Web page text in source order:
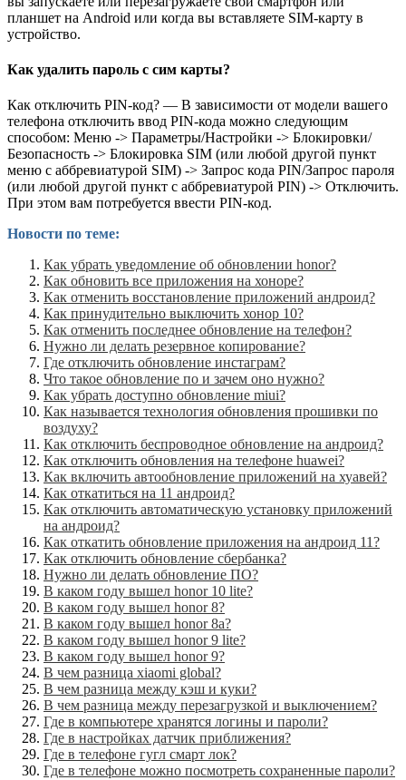
планшет на Android или когда вы вставляете SIM-карту в
устройство.
Как удалить пароль с сим карты?
Как отключить PIN-код? — В зависимости от модели вашего
телефона отключить ввод PIN-кода можно следующим
способом: Меню -> Параметры/Настройки -> Блокировки/
Безопасность -> Блокировка SIM (или любой другой пункт
меню с аббревиатурой SIM) -> Запрос кода PIN/Запрос пароля
(или любой другой пункт с аббревиатурой PIN) -> Отключить.
При этом вам потребуется ввести PIN-код.
Новости по теме:
Как убрать уведомление об обновлении honor?
Как обновить все приложения на хоноре?
Как отменить восстановление приложений андроид?
Как принудительно выключить хонор 10?
Как отменить последнее обновление на телефон?
Нужно ли делать резервное копирование?
Где отключить обновление инстаграм?
Что такое обновление по и зачем оно нужно?
Как убрать доступно обновление miui?
Как называется технология обновления прошивки по
воздуху?
Как отключить беспроводное обновление на андроид?
Как отключить обновления на телефоне huawei?
Как включить автообновление приложений на хуавей?
Как откатиться на 11 андроид?
Как отключить автоматическую установку приложений
на андроид?
Как откатить обновление приложения на андроид 11?
Как отключить обновление сбербанка?
Нужно ли делать обновление ПО?
В каком году вышел honor 10 lite?
В каком году вышел honor 8?
В каком году вышел honor 8a?
В каком году вышел honor 9 lite?
В каком году вышел honor 9?
В чем разница xiaomi global?
В чем разница между кэш и куки?
В чем разница между перезагрузкой и выключением?
Где в компьютере хранятся логины и пароли?
Где в настройках датчик приближения?
Где в телефоне гугл смарт лок?
Где в телефоне можно посмотреть сохраненные пароли?